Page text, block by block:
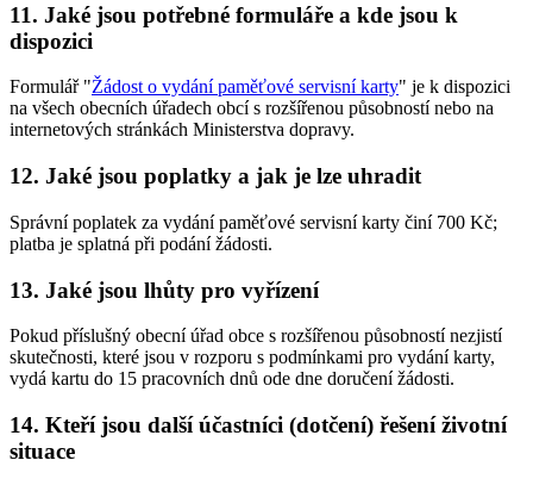
11. Jaké jsou potřebné formuláře a kde jsou k
dispozici
Formulář "Žádost o vydání paměťové servisní karty" je k dispozici
na všech obecních úřadech obcí s rozšířenou působností nebo na
internetových stránkách Ministerstva dopravy.
12. Jaké jsou poplatky a jak je lze uhradit
Správní poplatek za vydání paměťové servisní karty činí 700 Kč;
platba je splatná při podání žádosti.
13. Jaké jsou lhůty pro vyřízení
Pokud příslušný obecní úřad obce s rozšířenou působností nezjistí
skutečnosti, které jsou v rozporu s podmínkami pro vydání karty,
vydá kartu do 15 pracovních dnů ode dne doručení žádosti.
14. Kteří jsou další účastníci (dotčení) řešení životní
situace